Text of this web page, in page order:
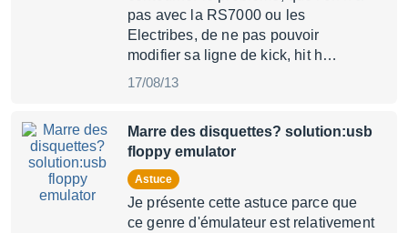
pas avec la RS7000 ou les
Electribes, de ne pas pouvoir
modifier sa ligne de kick, hit h…
17/08/13
Marre des disquettes? solution:usb
floppy emulator
Astuce
Je présente cette astuce parce que
ce genre d'émulateur est relativement